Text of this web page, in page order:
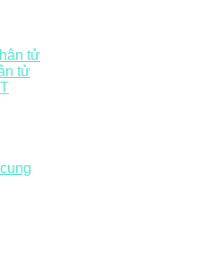
tử
tử